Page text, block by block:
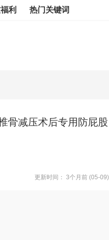
利 热门关键词
骨减压术后专用防屁股
更新时间： 3个月前 (05-09)